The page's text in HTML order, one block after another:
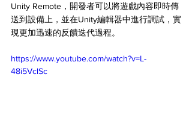
Unity Remote，開發者可以將遊戲內容即時傳
送到設備上，並在Unity編輯器中進行調試，實
現更加迅速的反饋迭代過程。
https://www.youtube.com/watch?v=L-
48i5VclSc